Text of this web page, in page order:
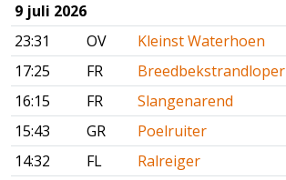
9 juli 2026
23:31
OV
Kleinst Waterhoen
17:25
FR
Breedbekstrandloper
16:15
FR
Slangenarend
15:43
GR
Poelruiter
14:32
FL
Ralreiger